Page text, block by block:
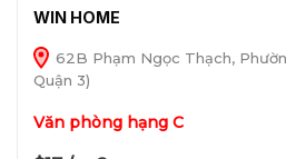
WIN HOME
62B Phạm Ngọc Thạch,
Quận 3)
Văn phòng hạng C